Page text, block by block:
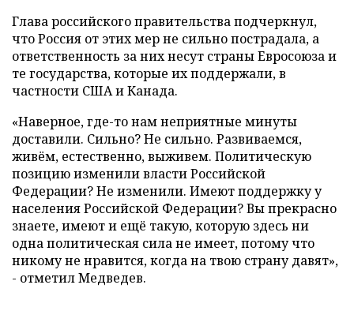
Глава российского правительства подчеркнул,
что Россия от этих мер не сильно пострадала, а
ответственность за них несут страны Евросоюза и
те государства, которые их поддержали, в
частности США и Канада.
«Наверное, где-то нам неприятные минуты
доставили. Сильно? Не сильно. Развиваемся,
живём, естественно, выживем. Политическую
позицию изменили власти Российской
Федерации? Не изменили. Имеют поддержку у
населения Российской Федерации? Вы прекрасно
знаете, имеют и ещё такую, которую здесь ни
одна политическая сила не имеет, потому что
никому не нравится, когда на твою страну давят»,
- отметил Медведев.